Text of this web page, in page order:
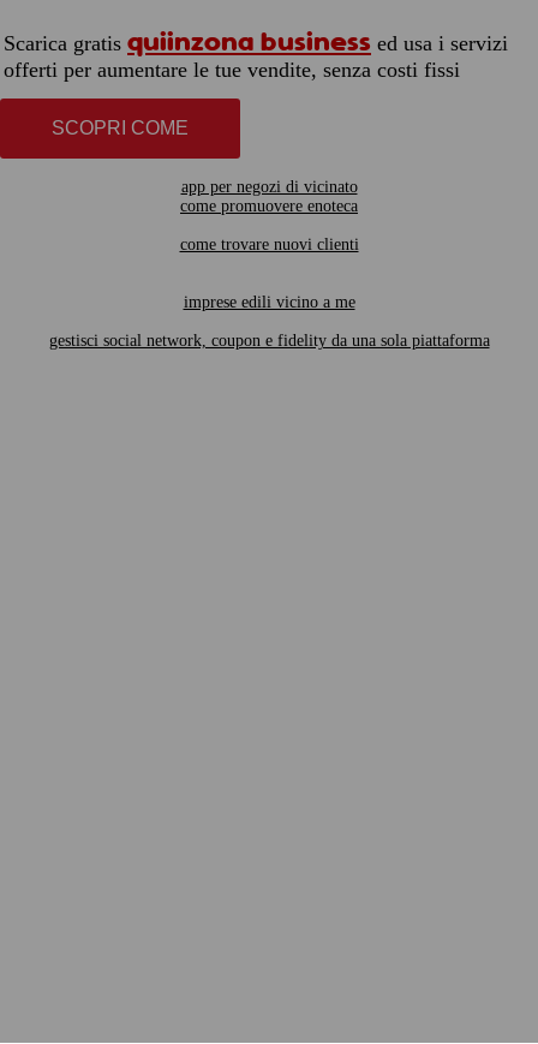
Scarica gratis quiinzona business ed usa i servizi
offerti per aumentare le tue vendite, senza costi fissi
SCOPRI COME
app per negozi di vicinato
come promuovere enoteca
come trovare nuovi clienti
imprese edili vicino a me
gestisci social network, coupon e fidelity da una sola piattaforma